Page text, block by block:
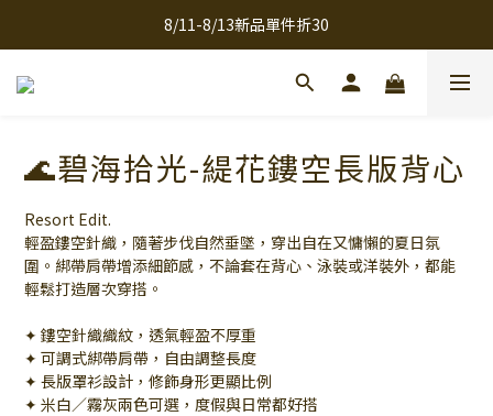
全館滿千免運
8/11-8/13新品單件折30
🌊碧海拾光-緹花鏤空長版背心
Resort Edit.
輕盈鏤空針織，隨著步伐自然垂墜，穿出自在又慵懶的夏日氛
圍。綁帶肩帶增添細節感，不論套在背心、泳裝或洋裝外，都能
輕鬆打造層次穿搭。
✦ 鏤空針織織紋，透氣輕盈不厚重
✦ 可調式綁帶肩帶，自由調整長度
✦ 長版罩衫設計，修飾身形更顯比例
✦ 米白／霧灰兩色可選，度假與日常都好搭